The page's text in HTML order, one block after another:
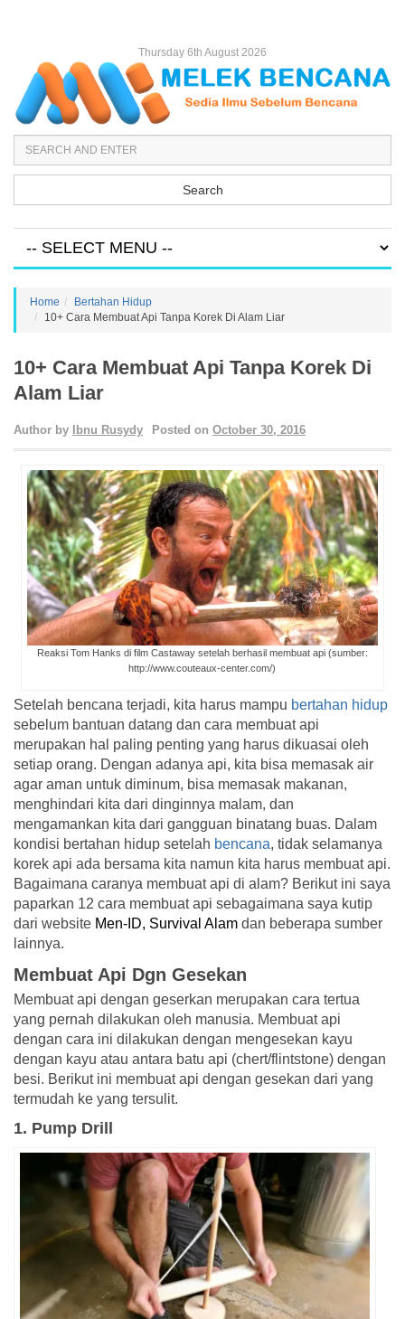
Thursday 6th August 2026
Search
Home
Bertahan Hidup
10+ Cara Membuat Api Tanpa Korek Di Alam Liar
10+ Cara Membuat Api Tanpa Korek Di
Alam Liar
Author by Ibnu Rusydy Posted on October 30, 2016
Reaksi Tom Hanks di film Castaway setelah berhasil membuat api (sumber:
http://www.couteaux-center.com/)
Setelah bencana terjadi, kita harus mampu bertahan hidup
sebelum bantuan datang dan cara membuat api
merupakan hal paling penting yang harus dikuasai oleh
setiap orang. Dengan adanya api, kita bisa memasak air
agar aman untuk diminum, bisa memasak makanan,
menghindari kita dari dinginnya malam, dan
mengamankan kita dari gangguan binatang buas. Dalam
kondisi bertahan hidup setelah bencana, tidak selamanya
korek api ada bersama kita namun kita harus membuat api.
Bagaimana caranya membuat api di alam? Berikut ini saya
paparkan 12 cara membuat api sebagaimana saya kutip
dari website Men-ID, Survival Alam dan beberapa sumber
lainnya.
Membuat Api Dgn Gesekan
Membuat api dengan geserkan merupakan cara tertua
yang pernah dilakukan oleh manusia. Membuat api
dengan cara ini dilakukan dengan mengesekan kayu
dengan kayu atau antara batu api (chert/flintstone) dengan
besi. Berikut ini membuat api dengan gesekan dari yang
termudah ke yang tersulit.
1. Pump Drill